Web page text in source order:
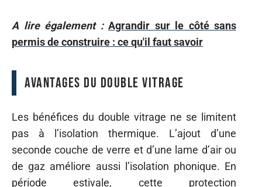
A lire également : Agrandir sur le côté sans
permis de construire : ce qu'il faut savoir
Avantages du double vitrage
Les bénéfices du double vitrage ne se limitent
pas à l’isolation thermique. L’ajout d’une
seconde couche de verre et d’une lame d’air ou
de gaz améliore aussi l’isolation phonique. En
période estivale, cette protection